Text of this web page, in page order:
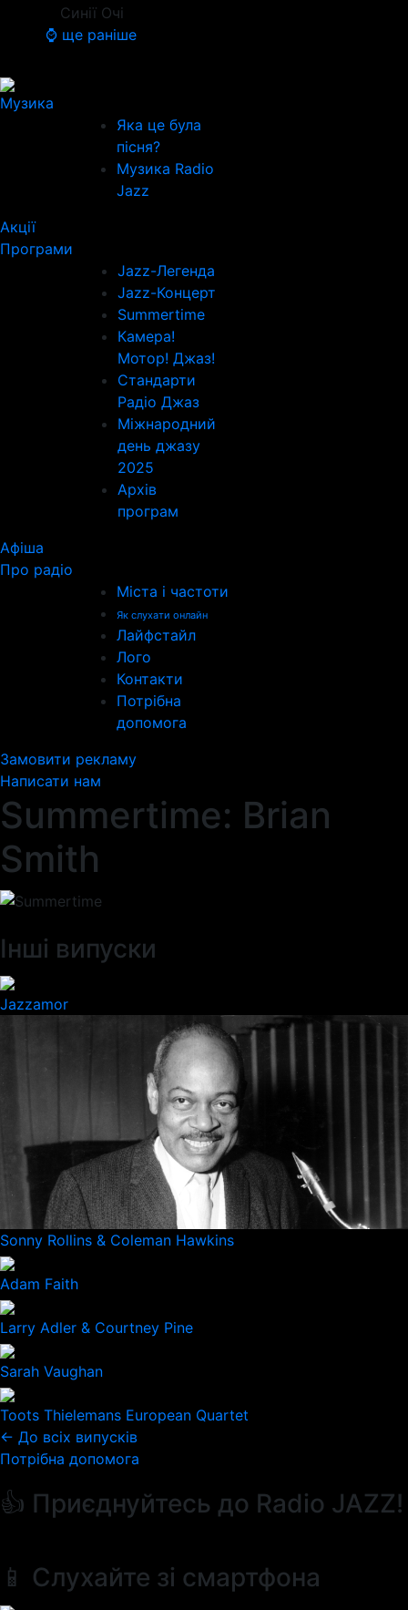
Синії Очі
⌚ ще раніше
Музика
Яка це була
пісня?
Музика Radio
Jazz
Акції
Програми
Jazz-Легенда
Jazz-Концерт
Summertime
Камера!
Мотор! Джаз!
Стандарти
Радіо Джаз
Міжнародний
день джазу
2025
Архів
програм
Афіша
Про радіо
Міста і частоти
Як слухати онлайн
Лайфстайл
Лого
Контакти
Потрібна
допомога
Замовити рекламу
Написати нам
Summertime: Brian
Smith
Інші випуски
Jazzamor
Sonny Rollins & Coleman Hawkins
Adam Faith
Larry Adler & Courtney Pine
Sarah Vaughan
Toots Thielemans European Quartet
← До всіх випусків
Потрібна допомога
👍 Приєднуйтесь до Radio JAZZ!
📱 Слухайте зі смартфона